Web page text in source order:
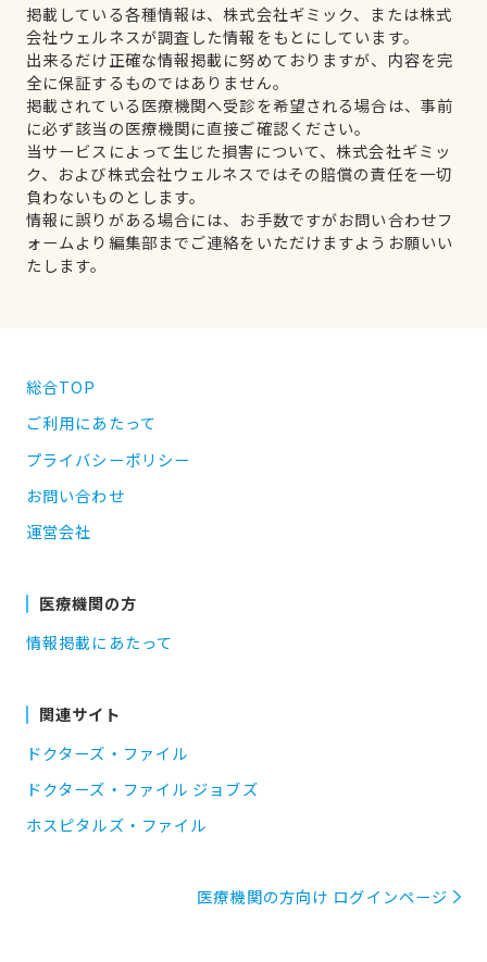
掲載している各種情報は、株式会社ギミック、または株式
会社ウェルネスが調査した情報をもとにしています。
出来るだけ正確な情報掲載に努めておりますが、内容を完
全に保証するものではありません。
掲載されている医療機関へ受診を希望される場合は、事前
に必ず該当の医療機関に直接ご確認ください。
当サービスによって生じた損害について、株式会社ギミッ
ク、および株式会社ウェルネスではその賠償の責任を一切
負わないものとします。
情報に誤りがある場合には、お手数ですがお問い合わせフ
ォームより編集部までご連絡をいただけますようお願いい
たします。
総合TOP
ご利用にあたって
プライバシーポリシー
お問い合わせ
運営会社
医療機関の方
情報掲載にあたって
関連サイト
ドクターズ・ファイル
ドクターズ・ファイル ジョブズ
ホスピタルズ・ファイル
医療機関の方向け ログインページ